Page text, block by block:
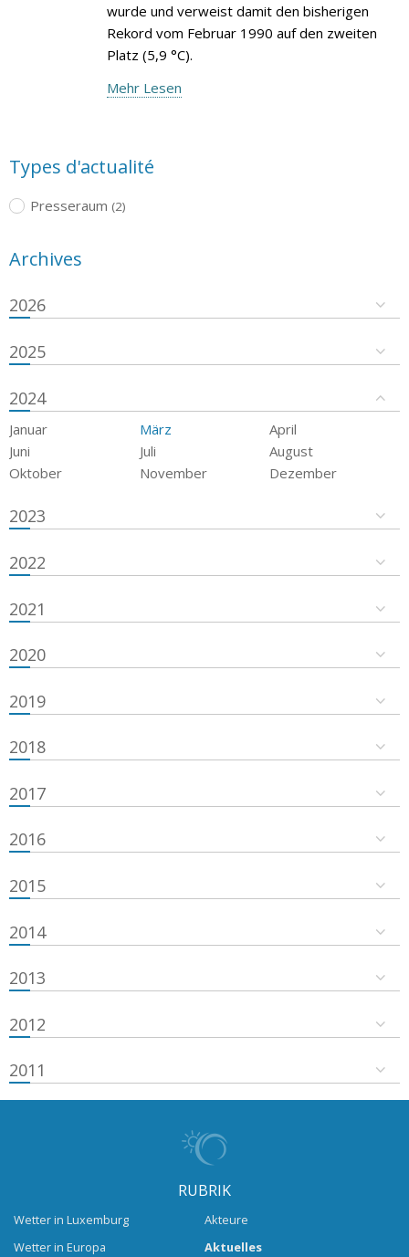
wurde und verweist damit den bisherigen
Rekord vom Februar 1990 auf den zweiten
Platz (5,9 °C).
Mehr Lesen
Types d'actualité
Presseraum (2)
Archives
2026
2025
2024
Januar März
April
Juni
Juli
August
Oktober
November Dezember
2023
2022
2021
2020
2019
2018
2017
2016
2015
2014
2013
2012
2011
RUBRIK
Wetter in Luxemburg
Wetter in Europa
Akteure
Aktuelles